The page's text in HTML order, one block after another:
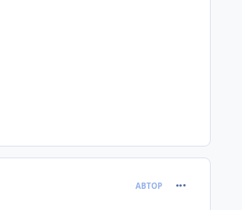
АВТОР